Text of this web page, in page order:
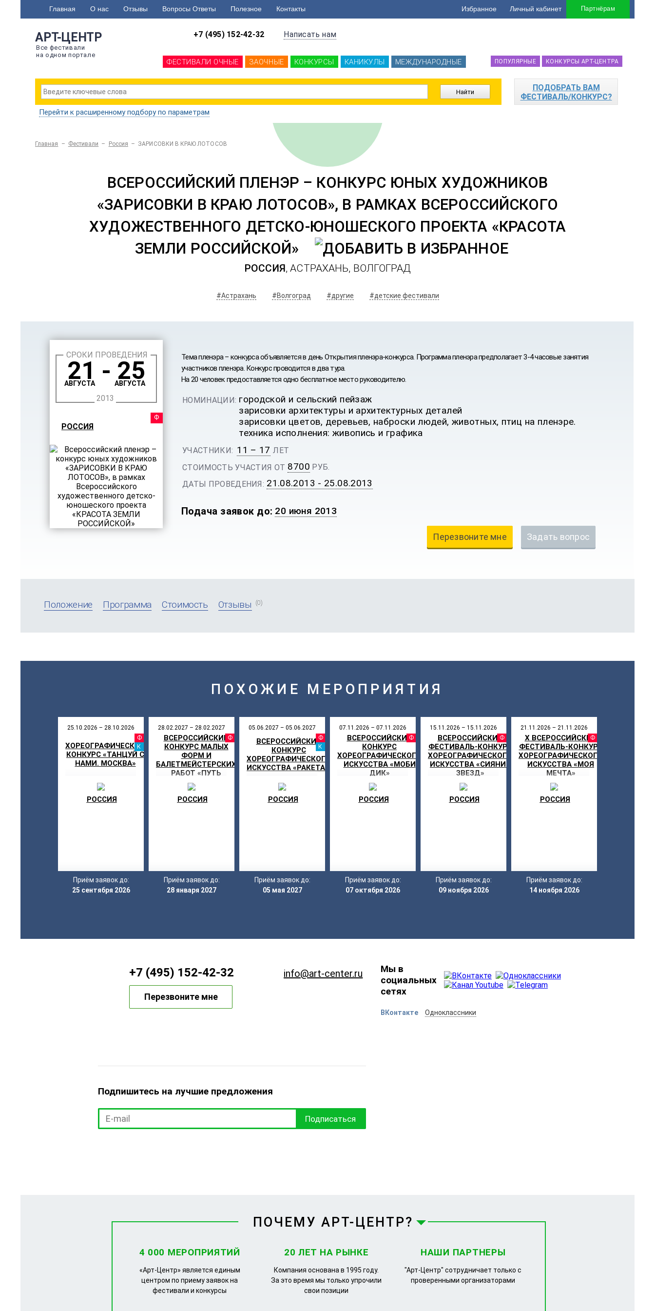
Главная О нас Отзывы Вопросы Ответы Полезное Контакты Партнёрам
Личный кабинет
Избранное
АРТ-ЦЕНТР
Все фестивали
на одном портале
+7 (495) 152-42-32 Написать нам
ФЕСТИВАЛИ ОЧНЫЕ ЗАОЧНЫЕ КОНКУРСЫ КАНИКУЛЫ МЕЖДУНАРОДНЫЕ КОНКУРСЫ АРТ-ЦЕНТРА
ПОПУЛЯРНЫЕ
ПОДОБРАТЬ ВАМ
ФЕСТИВАЛЬ/КОНКУРС?
Перейти к расширенному подбору по параметрам
Главная – Фестивали – Россия – ЗАРИСОВКИ В КРАЮ ЛОТОСОВ
ВСЕРОССИЙСКИЙ ПЛЕНЭР – КОНКУРС ЮНЫХ ХУДОЖНИКОВ
«ЗАРИСОВКИ В КРАЮ ЛОТОСОВ», В РАМКАХ ВСЕРОССИЙСКОГО
ХУДОЖЕСТВЕННОГО ДЕТСКО-ЮНОШЕСКОГО ПРОЕКТА «КРАСОТА
ЗЕМЛИ РОССИЙСКОЙ»
РОССИЯ, АСТРАХАНЬ, ВОЛГОГРАД
#Астрахань #Волгоград #другие #детские фестивали
СРОКИ ПРОВЕДЕНИЯ
21 - 25
АВГУСТА АВГУСТА
2013
ФЕСТИВАЛЬ
РОССИЯ
Тема пленэра – конкурса объявляется в день Открытия пленэра-конкурса. Программа пленэра предполагает 3-4 часовые занятия
участников пленэра. Конкурс проводится в два тура.
На 20 человек предоставляется одно бесплатное место руководителю.
НОМИНАЦИИ: городской и сельский пейзаж
зарисовки архитектуры и архитектурных деталей
зарисовки цветов, деревьев, наброски людей, животных, птиц на пленэре.
техника исполнения: живопись и графика
УЧАСТНИКИ: 11 – 17 ЛЕТ
СТОИМОСТЬ УЧАСТИЯ ОТ 8700 РУБ.
ДАТЫ ПРОВЕДЕНИЯ: 21.08.2013 - 25.08.2013
Подача заявок до: 20 июня 2013
Перезвоните мне Задать вопрос
Положение Программа Стоимость Отзывы (0)
ПОХОЖИЕ МЕРОПРИЯТИЯ
25.10.2026 – 28.10.2026
ФЕСТИВАЛЬ
КАНИКУЛЫ
ХОРЕОГРАФИЧЕСКИЙ
КОНКУРС «ТАНЦУЙ С
НАМИ. МОСКВА»
РОССИЯ
Приём заявок до:
25 сентября 2026
28.02.2027 – 28.02.2027
ФЕСТИВАЛЬ
ВСЕРОССИЙСКИЙ
КОНКУРС МАЛЫХ
ФОРМ И
БАЛЕТМЕЙСТЕРСКИХ
РАБОТ «ПУТЬ
ХУДОЖНИКА»
РОССИЯ
Приём заявок до:
28 января 2027
05.06.2027 – 05.06.2027
ФЕСТИВАЛЬ
КАНИКУЛЫ
ВСЕРОССИЙСКИЙ
КОНКУРС
ХОРЕОГРАФИЧЕСКОГО
ИСКУССТВА «РАКЕТА »
РОССИЯ
Приём заявок до:
05 мая 2027
07.11.2026 – 07.11.2026
ФЕСТИВАЛЬ
ВСЕРОССИЙСКИЙ
КОНКУРС
ХОРЕОГРАФИЧЕСКОГО
ИСКУССТВА «МОБИ
ДИК»
РОССИЯ
Приём заявок до:
07 октября 2026
15.11.2026 – 15.11.2026
ФЕСТИВАЛЬ
ВСЕРОССИЙСКИЙ
ФЕСТИВАЛЬ-КОНКУРС
ХОРЕОГРАФИЧЕСКОГО
ИСКУССТВА «СИЯНИЕ
ЗВЕЗД»
РОССИЯ
Приём заявок до:
09 ноября 2026
21.11.2026 – 21.11.2026
X ВСЕРОССИЙСКИЙ
ФЕСТИВАЛЬ-КОНКУРС
ХОРЕОГРАФИЧЕСКОГО
ИСКУССТВА «МОЯ
МЕЧТА»
РОССИЯ
Приём заявок до:
14 ноября 2026
+7 (495) 152-42-32
Перезвоните мне
info@art-center.ru
Подпишитесь на лучшие предложения
Подписаться
Мы в
социальных
сетях
ВКонтакте Одноклассники
ПОЧЕМУ АРТ-ЦЕНТР?
4 000 МЕРОПРИЯТИЙ
«Арт-Центр» является единым
центром по приему заявок на
фестивали и конкурсы
20 ЛЕТ НА РЫНКЕ
Компания основана в 1995 году.
За это время мы только упрочили
свои позиции
НАШИ ПАРТНЕРЫ
"Арт-Центр" сотрудничает только с
проверенными организаторами